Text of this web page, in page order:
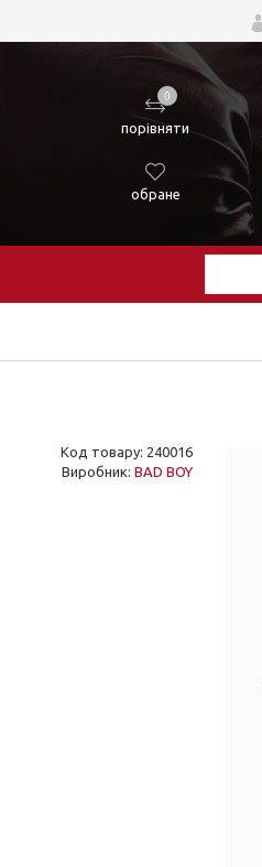
0
порівняти
обране
Код товару: 240016
Виробник: BAD BOY